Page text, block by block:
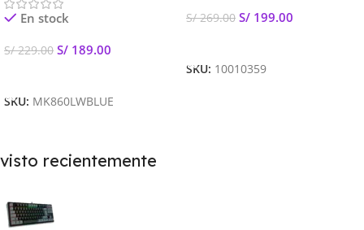
En stock
S/229.00 S/ 189.00
SKU: MK860LWBLUE
S/269.00 S/ 199.00
SKU: 10010359
visto recientemente